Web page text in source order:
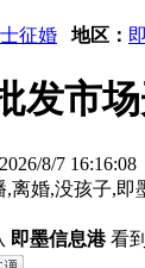
征婚 地区：
发市
8/7
婚,没孩子,
即墨信息港看